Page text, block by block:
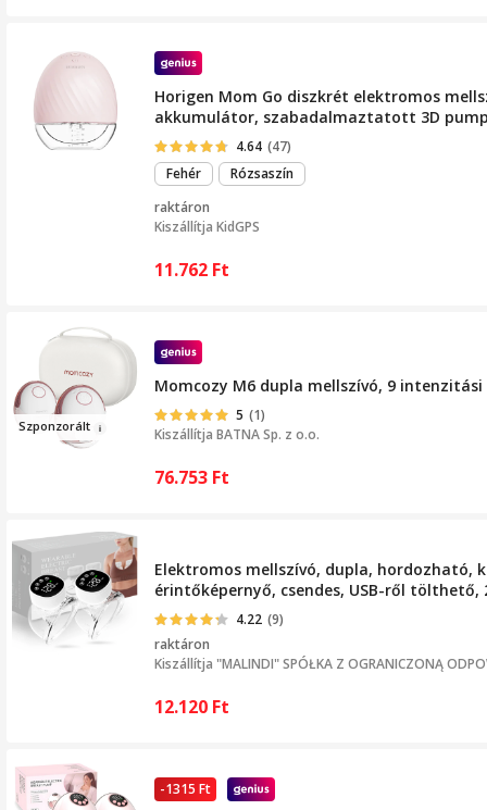
Horigen Mom Go diszkrét elektromos
akkumulátor, szabadalmaztatott 3D
4.64 (47)
Fehér
Rózsaszín
raktáron
Kiszállítja KidGPS
11.762 Ft
Szponzorált
Momcozy M6 dupla mellszívó, 9
5 (1)
Kiszállítja BATNA Sp. z o.o.
76.753 Ft
Elektromos mellszívó, dupla, hordozható,
érintőképernyő, csendes, USB-ről tölthető,
4.22 (9)
raktáron
Kiszállítja "MALINDI" SPÓŁKA Z OGRANICZONĄ
12.120 Ft
-1315 Ft